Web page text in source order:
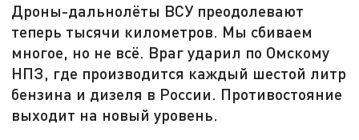
Дроны-дальнолёты ВСУ преодолевают
теперь тысячи километров. Мы сбиваем
многое, но не всё. Враг ударил по Омскому
НПЗ, где производится каждый шестой литр
бензина и дизеля в России. Противостояние
выходит на новый уровень.